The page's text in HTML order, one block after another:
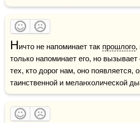
Ничто не напоминает так прошлого,
только напоминает его, но
тех, кто дорог нам, оно появляется,
таинственной и меланхолической